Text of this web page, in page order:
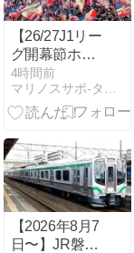
【26/27J1リー
グ開幕節ホー
ムvs鹿島戦観
戦記＠国立】
予想を超える
を裏切る4失
点
4時間前
マリノスサポ-タベある記
【2026年8月7
日〜】JR磐越